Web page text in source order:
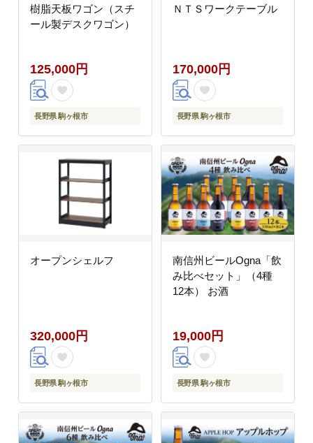
樹脂天板ワゴン（スチ
ール製デスクワゴン）
125,000円
長野県 駒ヶ根市
ＮＴＳワークテーブル
170,000円
長野県 駒ヶ根市
オープンシェルフ
320,000円
長野県 駒ヶ根市
南信州ビールOgna「飲
み比べセット」（4種
12本） お酒
19,000円
長野県 駒ヶ根市